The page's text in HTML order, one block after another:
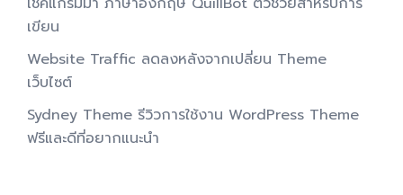
เขียน
Website Traffic ลดลงหลังจากเปลี่ยน Theme
เว็บไซต์
Sydney Theme รีวิวการใช้งาน WordPress Theme
ฟรีและดีที่อยากแนะนำ